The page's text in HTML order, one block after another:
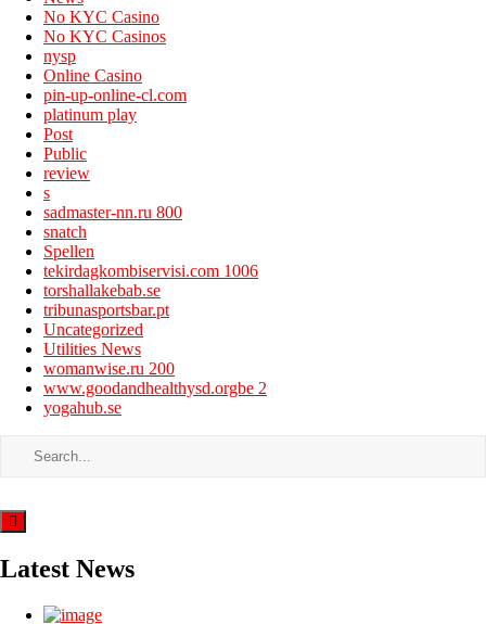
No KYC Casino
No KYC Casinos
nysp
Online Casino
pin-up-online-cl.com
platinum play
Post
Public
review
s
sadmaster-nn.ru 800
snatch
Spellen
tekirdagkombiservisi.com 1006
torshallakebab.se
tribunasportsbar.pt
Uncategorized
Utilities News
womanwise.ru 200
www.goodandhealthysd.orgbe 2
yogahub.se
Latest News